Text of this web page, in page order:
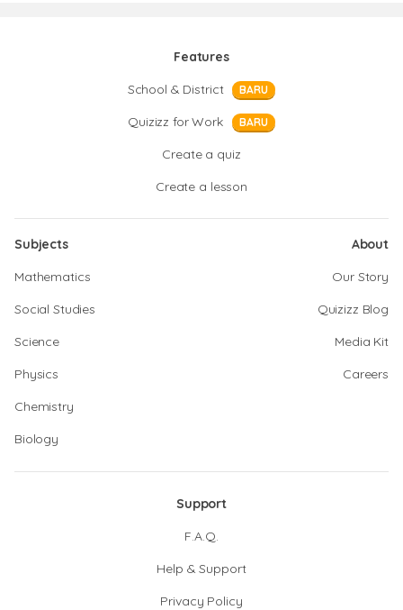
Features
School & District
BARU
Quizizz for Work BARU
Create a quiz
Create a lesson
Subjects
Mathematics
Social Studies
Science
Physics
Chemistry
Biology
About
Our Story
Quizizz Blog
Media Kit
Careers
Support
F.A.Q.
Help & Support
Privacy Policy